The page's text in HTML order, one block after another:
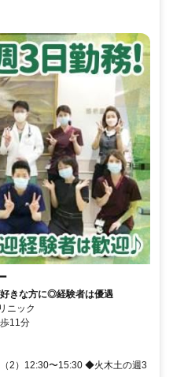
きな方に◎経験者は優遇
ニック
11分
2）12:30〜15:30 ◆火木土の週3